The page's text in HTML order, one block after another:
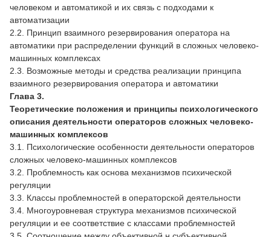
человеком и автоматикой и их связь с подходами к
автоматизации
2.2. Принцип взаимного резервирования оператора на
автоматики при распределении функций в сложных человеко-
машинных комплексах
2.3. Возможные методы и средства реализации принципа
взаимного резервирования оператора и автоматики
Глава 3.
Теоретические положения и принципы психологического
описания деятельности операторов сложных человеко-
машинных комплексов
3.1. Психологические особенности деятельности операторов
сложных человеко-машинных комплексов
3.2. Проблемность как основа механизмов психической
регуляции
3.3. Классы проблемностей в операторской деятельности
3.4. Многоуровневая структура механизмов психической
регуляции и ее соответствие с классами проблемностей